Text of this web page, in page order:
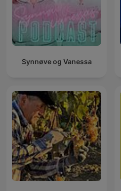
Synnøve og Vanessa